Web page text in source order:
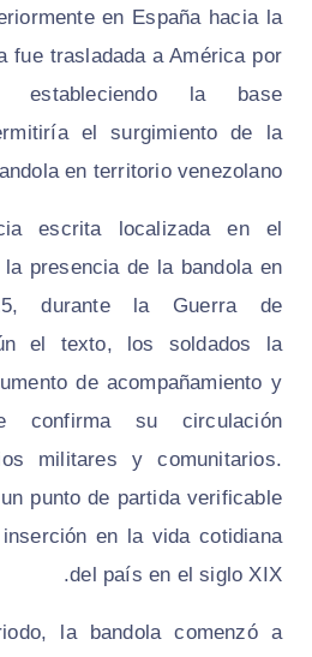
en España hacia la
fue trasladada a América por
estableciendo la base
el surgimiento de la
en territorio venezolano.
escrita localizada en el
presencia de la bandola en
durante la Guerra de
el texto, los soldados la
de acompañamiento y
confirma su circulación
militares y comunitarios.
punto de partida verificable
en la vida cotidiana
del país en el siglo XIX.
la bandola comenzó a